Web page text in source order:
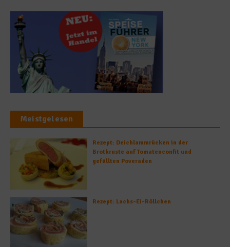
Meistgelesen
Rezept: Deichlammrücken in der
Brotkruste auf Tomatenconfit und
gefüllten Poveraden
Rezept: Lachs-Ei-Röllchen